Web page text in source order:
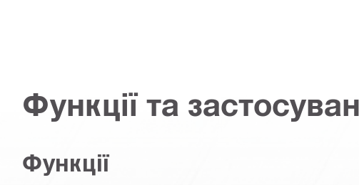
Функції та
Функції